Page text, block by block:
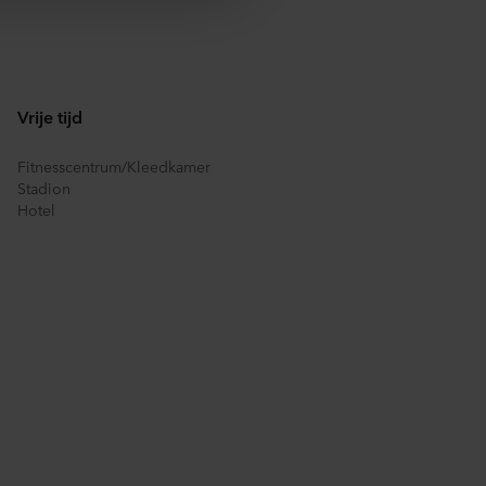
voor welke
de website te klikken.
van persoonsgegevens
Vrije tijd
Fitnesscentrum/Kleedkamer
Stadion
Hotel